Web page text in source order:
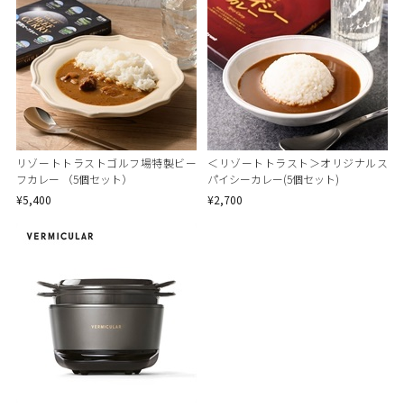
リゾートトラストゴルフ場特製ビー
フカレー （5個セット）
¥5,400
＜リゾートトラスト＞オリジナルス
パイシーカレー(5個セット)
¥2,700